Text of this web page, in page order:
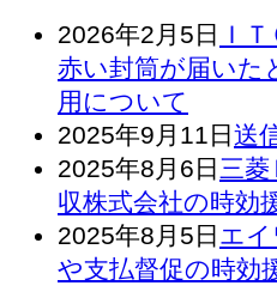
2026年2月5日
Ｉ
赤い封筒が届いた
用について
2025年9月11日 送
2025年8月6日 三菱
収株式会社の時効
2025年8月5日 エイ
や支払督促の時効